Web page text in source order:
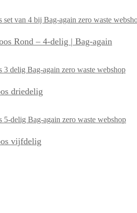
Rond – 4-delig | Bag-again
driedelig
vijfdelig